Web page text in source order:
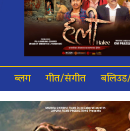
ब्लग गीत/संगीत